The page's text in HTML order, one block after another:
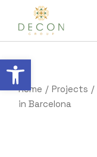
Open toolbar
Home Projects
in Barcelona